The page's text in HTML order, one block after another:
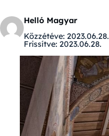
Helló Magyar
Közzétéve: 2023.06.28.
Frissítve: 2023.06.28.